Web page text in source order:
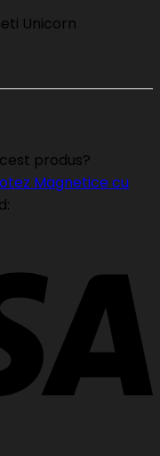
Unicorn
produs?
Magnetice cu